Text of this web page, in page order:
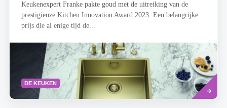
Keukenexpert Franke pakte goud met de uitreiking van de
prestigieuze Kitchen Innovation Award 2023. Een belangrijke
prijs die al enige tijd de...
DE KEUKEN
Lees
meer